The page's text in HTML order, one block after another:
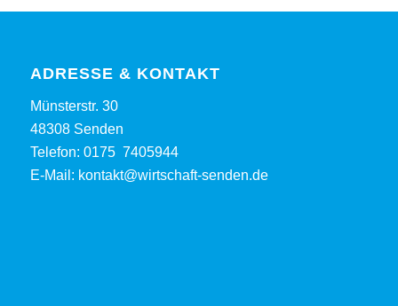
ADRESSE & KONTAKT
Münsterstr. 30
48308 Senden
Telefon: 0175 7405944
E-Mail: kontakt@wirtschaft-senden.de